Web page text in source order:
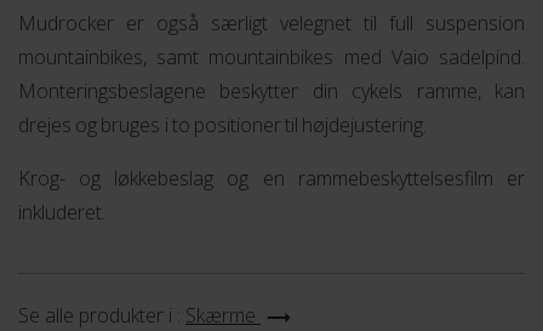
Mudrocker er også særligt velegnet til full suspension
mountainbikes, samt mountainbikes med Vaio sadelpind.
Monteringsbeslagene beskytter din cykels ramme, kan
drejes og bruges i to positioner til højdejustering.
Krog- og løkkebeslag og en rammebeskyttelsesfilm er
inkluderet.
Se alle produkter i : Skærme